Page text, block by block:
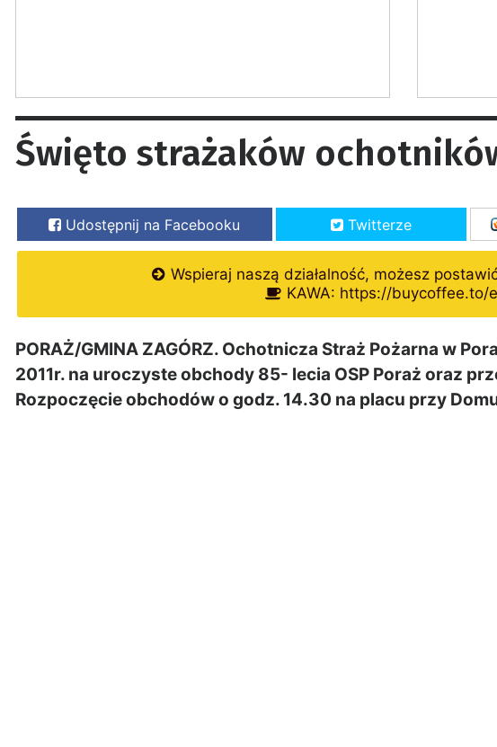
Święto strażaków
Udostępnij na Facebooku Twitterze
Wspieraj naszą działalność, możesz
KAWA: https://buycoffee.to/
PORAŻ/GMINA ZAGÓRZ. Ochotnicza Straż Pożarna w
2011r. na uroczyste obchody 85- lecia OSP Poraż oraz
Rozpoczęcie obchodów o godz. 14.30 na placu przy